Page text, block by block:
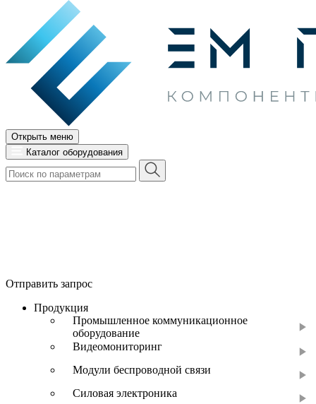
Открыть меню
Каталог оборудования
Отправить запрос
Продукция
Промышленное коммуникационное
оборудование
Видеомониторинг
Модули беспроводной связи
Силовая электроника